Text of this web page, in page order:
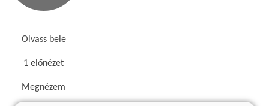
Olvass bele
1 előnézet
Megnézem